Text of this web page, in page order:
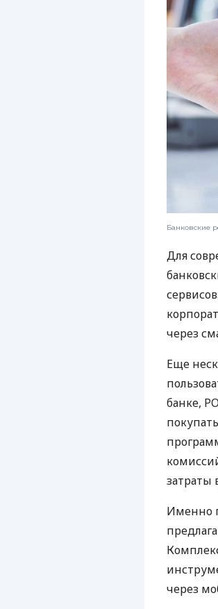
Банковские
Для
через
Еще
банке,
затраты
Именно
через